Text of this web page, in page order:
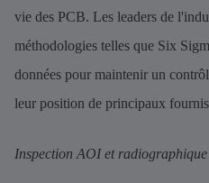
vie des PCB. Les leaders de
méthodologies telles que Six
données pour maintenir un
leur position de principaux
Inspection AOI et radiographique